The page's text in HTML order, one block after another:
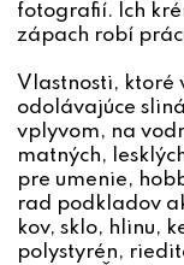
fotografií. Ich
zápach robí
Vlastnosti, ktoré
odolávajúce
vplyvom, na
matných,
pre umenie,
rad podkladov
kov, sklo, hlinu,
polystyrén,